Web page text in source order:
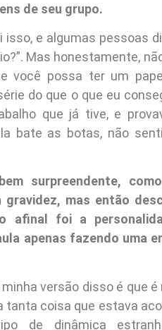
de seu grupo.
isso, e algumas pessoas
Mas honestamente,
você possa ter um
do que o que eu
que já tive, e
bate as botas, não
surpreendente,
mas então
afinal foi a
apenas fazendo uma
versão disso é que
tanta coisa que estava
de dinâmica